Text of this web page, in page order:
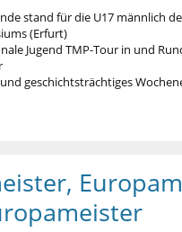
stand für die U17 männlich
(Erfurt)
Jugend TMP-Tour in und
geschichtsträchtiges